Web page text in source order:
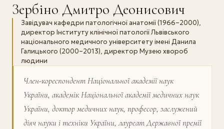
Зербіно Дмитро Деонисович
Завідувач кафедри патологічної анатомії (1966–2000),
директор Інституту клінічної патології Львівського
національного медичного університету імені Данила
Галицького (2000–2013), директор Музею хвороб
людини
Член-кореспондент Національної академії наук
України, академік Національної академії медичних наук
України, доктор медичних наук, професор, заслужений
діяч науки і техніки України, лауреат Державної премії